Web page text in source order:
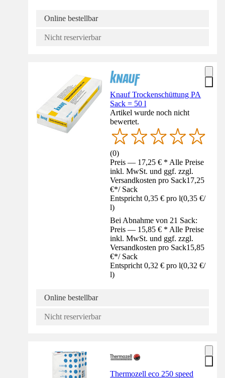
Online bestellbar
Nicht reservierbar
Knauf Trockenschüttung PA
Sack = 50 l
Artikel wurde noch nicht
bewertet.
(0)
Preis — 17,25 € * Alle Preise
inkl. MwSt. und ggf. zzgl.
Versandkosten pro Sack17,25
€*/ Sack
Entspricht 0,35 € pro l(0,35 €/
l)
Bei Abnahme von 21 Sack:
Preis — 15,85 € * Alle Preise
inkl. MwSt. und ggf. zzgl.
Versandkosten pro Sack15,85
€*/ Sack
Entspricht 0,32 € pro l(0,32 €/
l)
Online bestellbar
Nicht reservierbar
Thermozell eco 250 speed